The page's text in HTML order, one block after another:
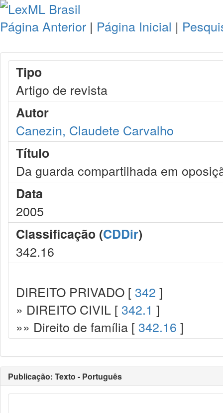
Página Anterior | Página Inicial |
Tipo
Artigo de revista
Autor
Canezin, Claudete Carvalho
Título
Da guarda compartilhada em
Data
2005
Classificação (CDDir)
342.16
DIREITO PRIVADO [ 342 ]
» DIREITO CIVIL [ 342.1 ]
»» Direito de família [ 342.16 ]
Publicação: Texto - Português